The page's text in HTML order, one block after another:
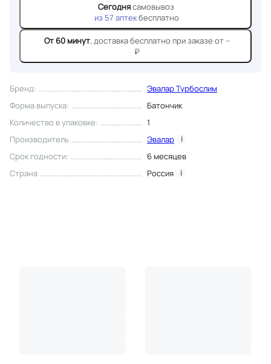
Бренд:
Эвалар Турбослим
Форма выпуска:
Батончик
Количество в упаковке:
1
Производитель
Эвалар i
Срок годности:
6 месяцев
Страна
Россия i
Сегоднясамовывоз
из 57 аптекбесплатно
От 60 минут, доставкабесплатно при заказе от --
₽